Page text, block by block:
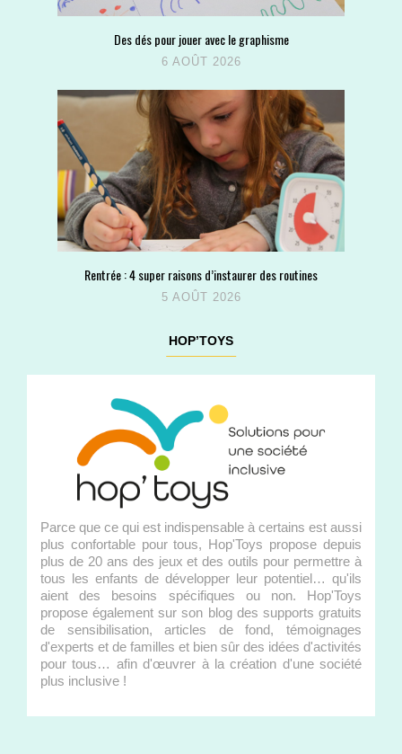
Des dés pour jouer avec le graphisme
6 AOÛT 2026
Rentrée : 4 super raisons d’instaurer des routines
5 AOÛT 2026
HOP’TOYS
Parce que ce qui est indispensable à certains est aussi
plus confortable pour tous, Hop'Toys propose depuis
plus de 20 ans des jeux et des outils pour permettre à
tous les enfants de développer leur potentiel… qu'ils
aient des besoins spécifiques ou non. Hop'Toys
propose également sur son blog des supports gratuits
de sensibilisation, articles de fond, témoignages
d'experts et de familles et bien sûr des idées d'activités
pour tous… afin d'œuvrer à la création d'une société
plus inclusive !